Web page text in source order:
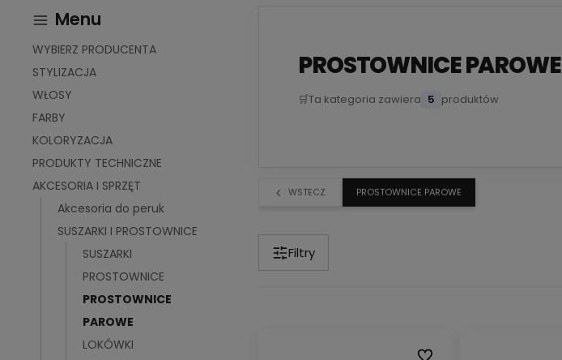
Menu
WYBIERZ PRODUCENTA
STYLIZACJA
WŁOSY
FARBY
KOLORYZACJA
PRODUKTY TECHNICZNE
AKCESORIA I SPRZĘT
Akcesoria do peruk
SUSZARKI I PROSTOWNICE
SUSZARKI
PROSTOWNICE
PROSTOWNICE
PAROWE
LOKÓWKI
PROSTOWNICE PAROWE
🛒Ta kategoria zawiera 5 produktów
WSTECZ PROSTOWNICE PAROWE
Filtry
Do ulubionych